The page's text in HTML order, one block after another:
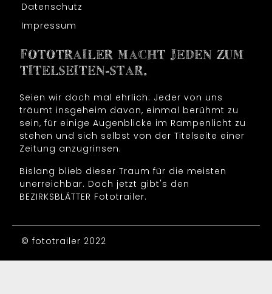
Datenschutz
Impressum
FOTOTRAILER MACHT JEDEN ZUM
TITELSEITEN-STAR.
Seien wir doch mal ehrlich: Jeder von uns
träumt insgeheim davon, einmal berühmt zu
sein, für einige Augenblicke im Rampenlicht zu
stehen und sich selbst von der Titelseite einer
Zeitung anzugrinsen.
Bislang blieb dieser Traum für die meisten
unerreichbar. Doch jetzt gibt's den
BEZIRKSBLÄTTER Fototrailer.
© fototrailer 2022